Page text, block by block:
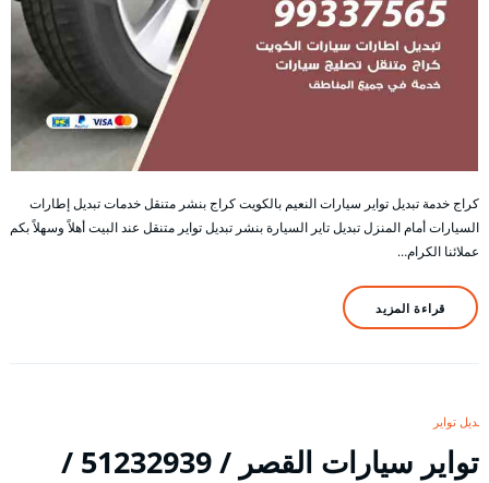
كراج خدمة تبديل تواير سيارات النعيم بالكويت كراج بنشر متنقل خدمات تبديل إطارات
السيارات أمام المنزل تبديل تاير السيارة بنشر تبديل تواير متنقل عند البيت أهلاً وسهلاً بكم
عملائنا الكرام…
قراءة المزيد
تبديل تواير
تواير سيارات القصر / 51232939‬ /